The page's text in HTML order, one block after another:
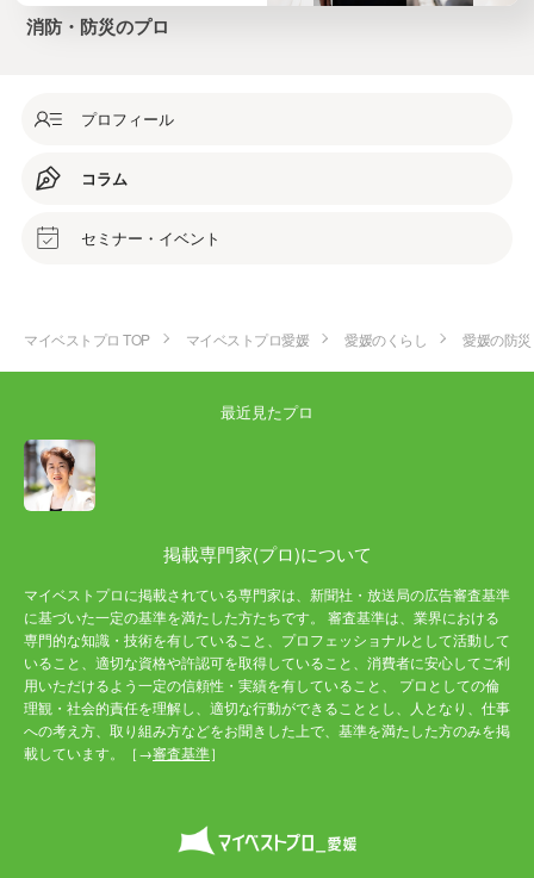
消防・防災のプロ
プロフィール
コラム
セミナー・イベント
マイベストプロ TOP マイベストプロ愛媛 愛媛のくらし 愛媛の防
最近見たプロ
掲載専門家(プロ)について
マイベストプロに掲載されている専門家は、新聞社・放送局の広告審査基準
に基づいた一定の基準を満たした方たちです。 審査基準は、業界における
専門的な知識・技術を有していること、プロフェッショナルとして活動して
いること、適切な資格や許認可を取得していること、消費者に安心してご利
用いただけるよう一定の信頼性・実績を有していること、 プロとしての倫
理観・社会的責任を理解し、適切な行動ができることとし、人となり、仕事
への考え方、取り組み方などをお聞きした上で、基準を満たした方のみを掲
載しています。［→審査基準］